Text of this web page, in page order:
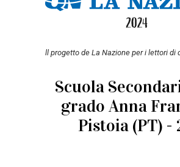
ll progetto de La Nazione per i lettori di
Scuola
grado Anna
Pistoia (PT) -